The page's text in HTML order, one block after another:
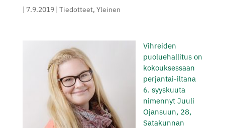
| 7.9.2019| Tiedotteet, Yleinen
Vihreiden
puoluehallitus on
kokouksessaan
perjantai-iltana
6. syyskuuta
nimennyt Juuli
Ojansuun, 28,
Satakunnan